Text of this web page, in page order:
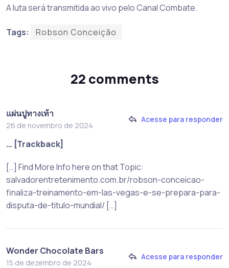
A luta será transmitida ao vivo pelo Canal Combate.
Tags: Robson Conceição
22 comments
แผ่นปูทางเท้า
26 de novembro de 2024
Acesse para responder
… [Trackback]
[…] Find More Info here on that Topic:
salvadorentretenimento.com.br/robson-conceicao-
finaliza-treinamento-em-las-vegas-e-se-prepara-para-
disputa-de-titulo-mundial/ […]
Wonder Chocolate Bars
15 de dezembro de 2024
Acesse para responder